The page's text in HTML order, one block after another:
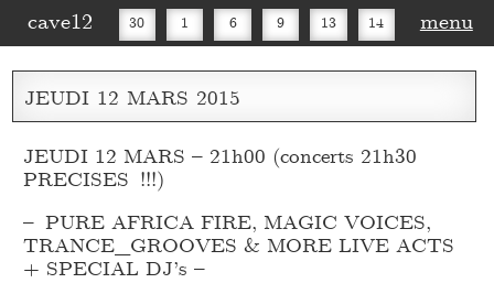
cave12 30 1 6 9 13 14
16 20 27 30
menu
JEUDI 12 MARS 2015
JEUDI 12 MARS – 21h00 (concerts 21h30
PRECISES !!!)
– PURE AFRICA FIRE, MAGIC VOICES,
TRANCE_ GROOVES & MORE LIVE ACTS
+ SPECIAL DJ’s –